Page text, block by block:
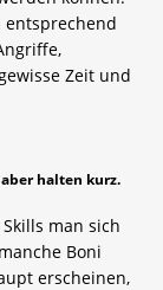
entsprechend
Zeit und
halten kurz.
man sich
Boni
erscheinen,